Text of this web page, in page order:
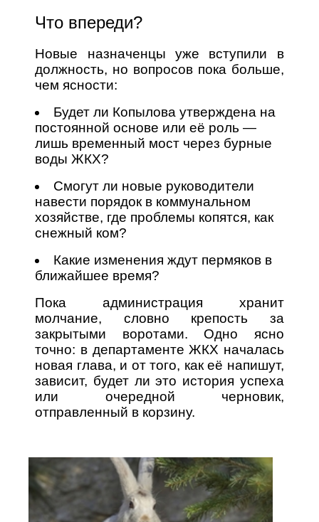
Что впереди?
Новые назначенцы уже вступили в
должность, но вопросов пока больше,
чем ясности:
Будет ли Копылова утверждена на
постоянной основе или её роль —
лишь временный мост через бурные
воды ЖКХ?
Смогут ли новые руководители
навести порядок в коммунальном
хозяйстве, где проблемы копятся, как
снежный ком?
Какие изменения ждут пермяков в
ближайшее время?
Пока администрация хранит
молчание, словно крепость за
закрытыми воротами. Одно ясно
точно: в департаменте ЖКХ началась
новая глава, и от того, как её напишут,
зависит, будет ли это история успеха
или очередной черновик,
отправленный в корзину.